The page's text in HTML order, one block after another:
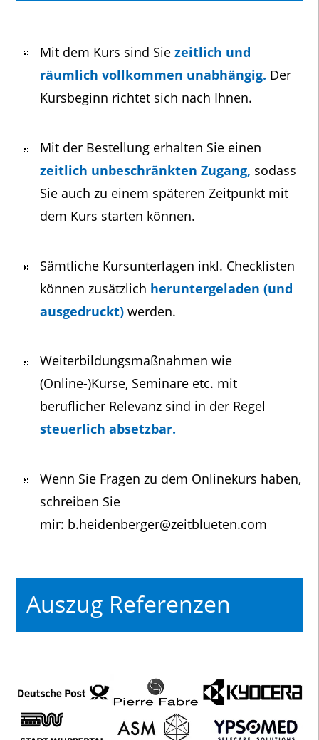
Mit dem Kurs sind Sie zeitlich und
räumlich vollkommen unabhängig. Der
Kursbeginn richtet sich nach Ihnen.
Mit der Bestellung erhalten Sie einen
zeitlich unbeschränkten Zugang, sodass
Sie auch zu einem späteren Zeitpunkt mit
dem Kurs starten können.
Sämtliche Kursunterlagen inkl. Checklisten
können zusätzlich heruntergeladen (und
ausgedruckt) werden.
Weiterbildungsmaßnahmen wie
(Online-)Kurse, Seminare etc. mit
beruflicher Relevanz sind in der Regel
steuerlich absetzbar.
Wenn Sie Fragen zu dem Onlinekurs haben,
schreiben Sie
mir: b.heidenberger@zeitblueten.com
Auszug Referenzen